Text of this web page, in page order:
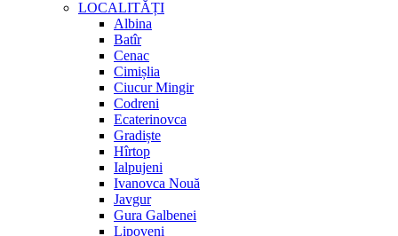
LOCALITĂȚI
Albina
Batîr
Cenac
Cimișlia
Ciucur Mingir
Codreni
Ecaterinovca
Gradiște
Hîrtop
Ialpujeni
Ivanovca Nouă
Javgur
Gura Galbenei
Lipoveni